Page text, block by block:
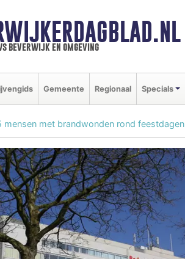
beverwijk en omgeving
Gemeente Regionaal Specials
mensen met brandwonden rond feestdagen